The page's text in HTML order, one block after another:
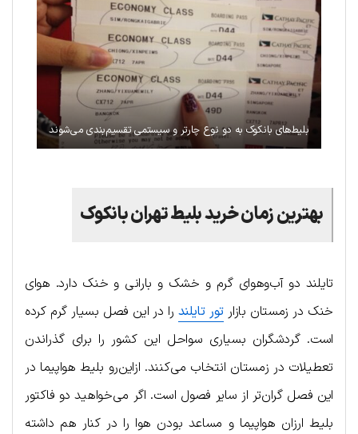
بلیط‌های بانکوک به دو نوع چارتر و سیستمی تقسیم‌بندی می‌شوند
بهترین زمان خرید بلیط تهران بانکوک
تایلند دو آب‌وهوای گرم و خشک و بارانی و خنک دارد. هوای
خنک در زمستان بازار تور تایلند را در این فصل بسیار گرم کرده
است. گردشگران بسیاری سواحل این کشور را برای گذراندن
تعطیلات در زمستان انتخاب می‌کنند. ازاین‌رو بلیط هواپیما در
این فصل گران‌تر از سایر فصول است. اگر می‌خواهید دو فاکتور
بلیط ارزان هواپیما و مساعد بودن هوا را در کنار هم داشته